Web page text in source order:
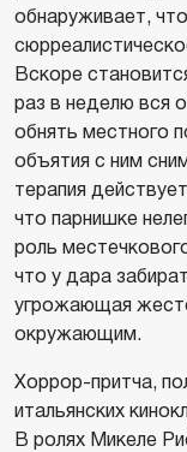
обнаруживает,
Вскоре
раз в неделю вся
обнять местного
объятия с ним
терапия
что парнишке
роль
что у дара
угрожающая
окружающим.
Хоррор-притча,
итальянских
В ролях Микеле